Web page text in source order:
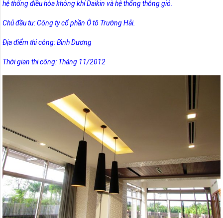
hệ thống điều hòa không khí Daikin và hệ thống thông gió.
Chủ đầu tư: Công ty cổ phần Ô tô Trường Hải.
Địa điểm thi công: Bình Dương
Thời gian thi công: Tháng 11/2012